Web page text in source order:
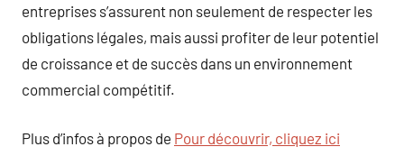
entreprises s’assurent non seulement de respecter les
obligations légales, mais aussi profiter de leur potentiel
de croissance et de succès dans un environnement
commercial compétitif.
Plus d’infos à propos de Pour découvrir, cliquez ici